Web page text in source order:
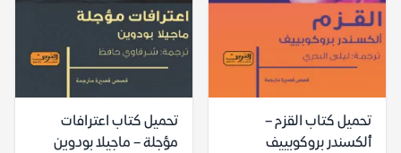
تحميل كتاب القزم –
ألكسندر بروكوبييف
تحميل كتاب اعترافات
مؤجلة – ماجيلا بودوين